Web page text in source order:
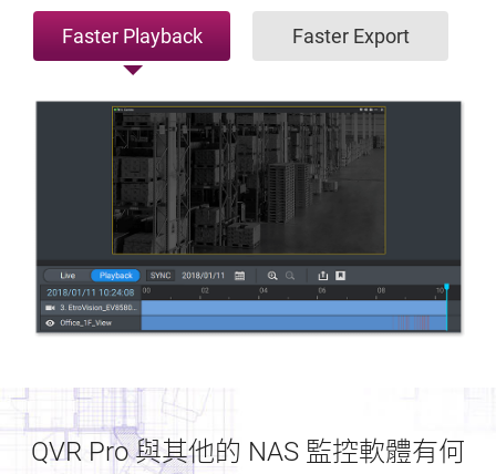
Faster Playback Faster Export
QVR Pro 與其他的 NAS 監控軟體有何